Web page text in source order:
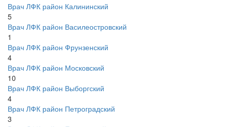
Врач ЛФК район Калининский
5
Врач ЛФК район Василеостровский
1
Врач ЛФК район Фрунзенский
4
Врач ЛФК район Московский
10
Врач ЛФК район Выборгский
4
Врач ЛФК район Петроградский
3